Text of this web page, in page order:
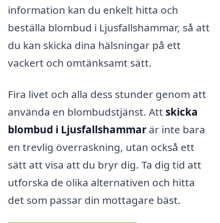
information kan du enkelt hitta och
beställa blombud i Ljusfallshammar, så att
du kan skicka dina hälsningar på ett
vackert och omtänksamt sätt.
Fira livet och alla dess stunder genom att
använda en blombudstjänst. Att skicka
blombud i Ljusfallshammar är inte bara
en trevlig överraskning, utan också ett
sätt att visa att du bryr dig. Ta dig tid att
utforska de olika alternativen och hitta
det som passar din mottagare bäst.